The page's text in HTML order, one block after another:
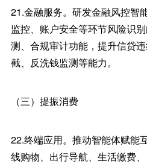
21.金融服务。研发金融风控智
监控、账户安全等环节风险识
测、合规审计功能，提升信贷
截、反洗钱监测等能力。
（三）提振消费
22.终端应用。推动智能体赋能
线购物、出行导航、生活缴费